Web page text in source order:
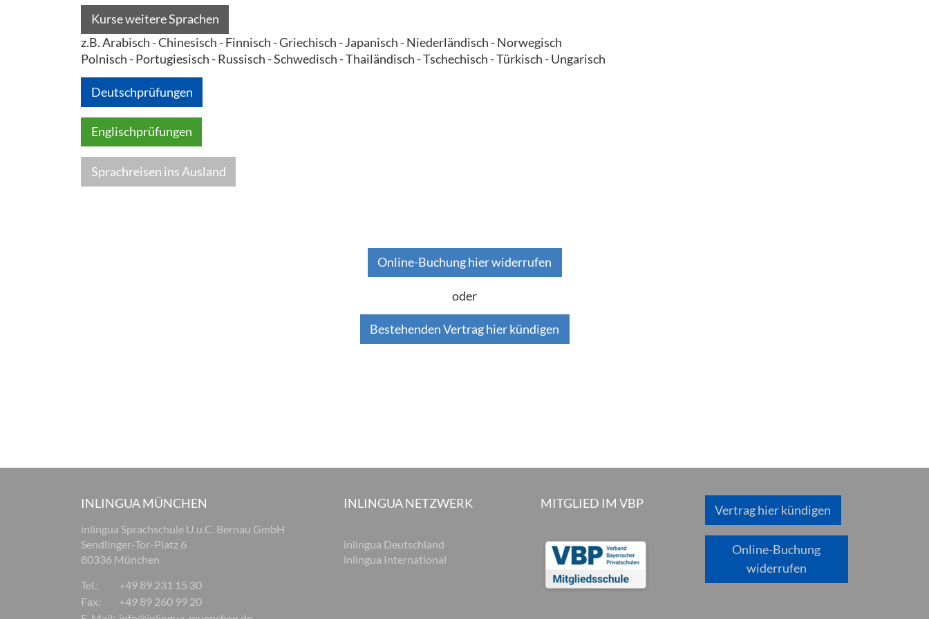
Kurse weitere Sprachen
z.B. Arabisch - Chinesisch - Finnisch - Griechisch - Japanisch - Niederländisch - Norwegisch
Polnisch - Portugiesisch - Russisch - Schwedisch - Thailändisch - Tschechisch - Türkisch - Ungarisch
Deutschprüfungen
Englischprüfungen
Sprachreisen ins Ausland
Online-Buchung hier widerrufen
oder
Bestehenden Vertrag hier kündigen
INLINGUA MÜNCHEN
inlingua Sprachschule U.u.C. Bernau GmbH
Sendlinger-Tor-Platz 6
80336 München
Tel.:
+49 89 231 15 30
Fax:
+49 89 260 99 20
INLINGUA NETZWERK
inlingua Deutschland
inlingua International
MITGLIED IM VBP Vertrag hier kündigen
Online-Buchung
widerrufen